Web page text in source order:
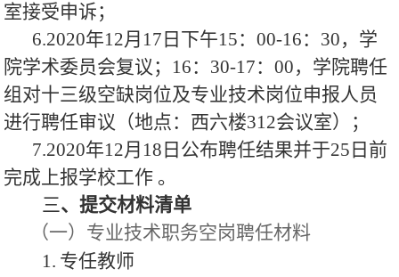
室接受申诉；
6.2020年12月17日下午15：00-16：30，学
院学术委员会复议；16：30-17：00，学院聘任
组对十三级空缺岗位及专业技术岗位申报人员
进行聘任审议（地点：西六楼312会议室）；
7.2020年12月18日公布聘任结果并于25日前
完成上报学校工作 。
三、提交材料清单
（一）专业技术职务空岗聘任材料
1. 专任教师